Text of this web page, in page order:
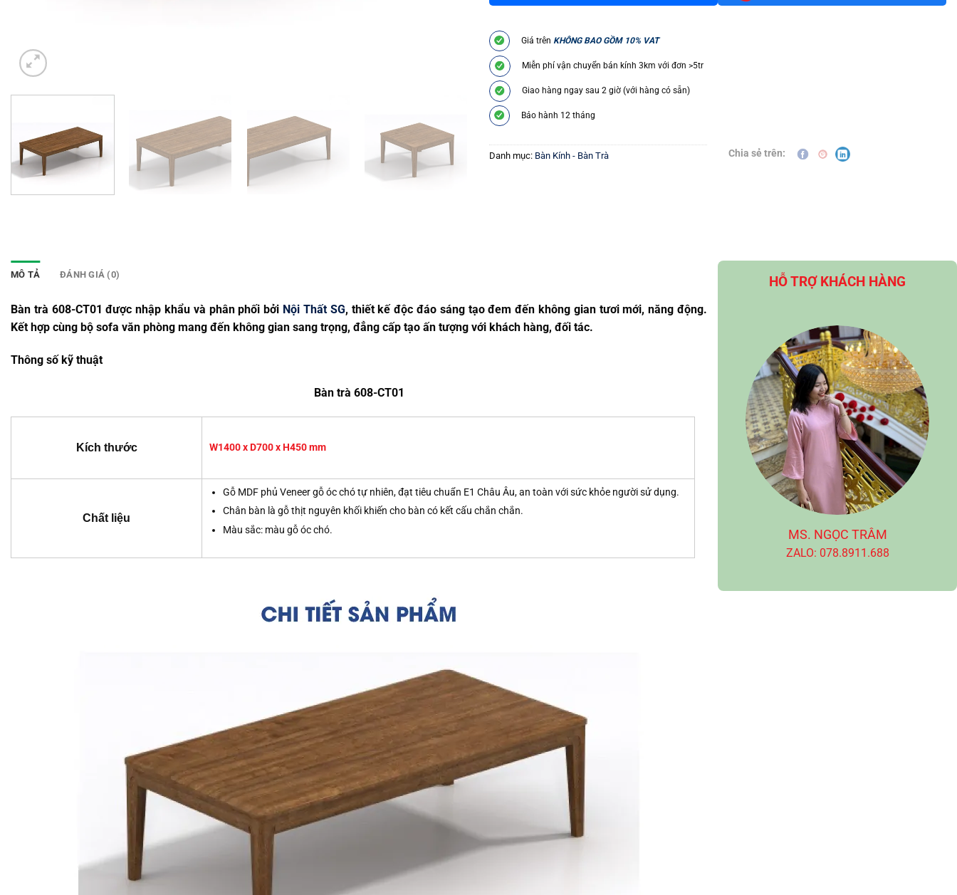
Giá trên KHÔNG BAO GỒM 10% VAT
Miễn phí vận chuyển bán kính 3km với đơn >5tr
Giao hàng ngay sau 2 giờ (với hàng có sẵn)
Bảo hành 12 tháng
Danh mục: Bàn Kính - Bàn Trà Chia sẻ trên:
MÔ TẢ ĐÁNH GIÁ (0)
Bàn trà 608-CT01 được nhập khẩu và phân phối bởi Nội Thất SG, thiết kế độc đáo sáng tạo đem đến không gian tươi mới, năng động.
Kết hợp cùng bộ sofa văn phòng mang đến không gian sang trọng, đẳng cấp tạo ấn tượng với khách hàng, đối tác.
Thông số kỹ thuật
Bàn trà 608-CT01
Kích thước W1400 x D700 x H450 mm
Chất liệu
Gỗ MDF phủ Veneer gỗ óc chó tự nhiên, đạt tiêu chuẩn E1 Châu Âu, an toàn với sức khỏe người sử dụng.
Chân bàn là gỗ thịt nguyên khối khiến cho bàn có kết cấu chắn chắn.
Màu sắc: màu gỗ óc chó.
HỖ TRỢ KHÁCH HÀNG
MS. NGỌC TRÂM
ZALO: 078.8911.688